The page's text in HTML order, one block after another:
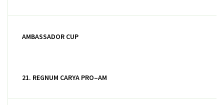
AMBASSADOR CUP
21. REGNUM CARYA PRO–AM